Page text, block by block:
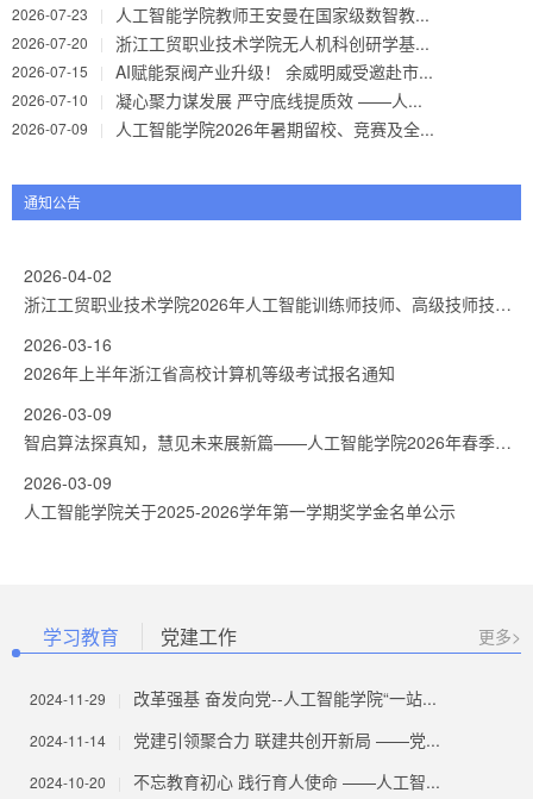
2026-07-23 | 人工智能学院教师王安曼在国家级数智教...
2026-07-20 | 浙江工贸职业技术学院无人机科创研学基...
2026-07-15 | AI赋能泵阀产业升级！ 余威明威受邀赴市...
2026-07-10 | 凝心聚力谋发展 严守底线提质效 ——人...
2026-07-09 | 人工智能学院2026年暑期留校、竞赛及全...
通知公告
2026-04-02
浙江工贸职业技术学院2026年人工智能训练师技师、高级技师技能培训班暨人工智能技能人才高级研修班开班通知
2026-03-16
2026年上半年浙江省高校计算机等级考试报名通知
2026-03-09
智启算法探真知，慧见未来展新篇——人工智能学院2026年春季始业教育大会圆满召开
2026-03-09
人工智能学院关于2025-2026学年第一学期奖学金名单公示
学习教育 党建工作 更多>
2024-11-29 改革强基 奋发向党--人工智能学院“一站...
2024-11-14 党建引领聚合力 联建共创开新局 ——党...
2024-10-20 不忘教育初心 践行育人使命 ——人工智...